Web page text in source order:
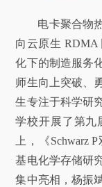
电卡聚合物
向云原生
化下的制造服务
师生向上突破、
生专注于科学研
学校开展了第九
上，《Schwarz
基电化学存储研
集中亮相，杨振